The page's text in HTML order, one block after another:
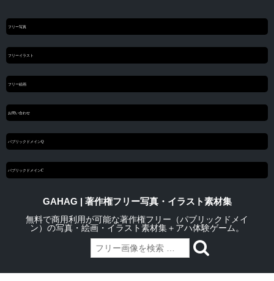
フリー写真
フリーイラスト
フリー絵画
お問い合わせ
パブリックドメインQ
パブリックドメインC
GAHAG | 著作権フリー写真・イラスト素材集
無料で商用利用が可能な著作権フリー（パブリックドメイ
ン）の写真・絵画・イラスト素材集＋アハ体験ゲーム。